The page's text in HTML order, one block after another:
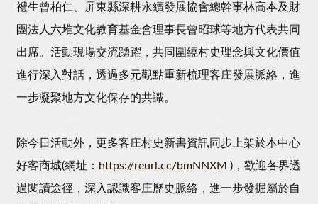
禮生曾柏仁、屏東縣深耕永續發展協會總幹事林高本及財
團法人六堆文化教育基金會理事長曾昭球等地方代表共同
出席。活動現場交流踴躍，共同圍繞村史理念與文化價值
進行深入對話，透過多元觀點重新梳理客庄發展脈絡，進
一步凝聚地方文化保存的共識。
除今日活動外，更多客庄村史新書資訊同步上架於本中心
好客商城(網址： https://reurl.cc/bmNNXM )，歡迎各界透
過閱讀途徑，深入認識客庄歷史脈絡，進一步發掘屬於自